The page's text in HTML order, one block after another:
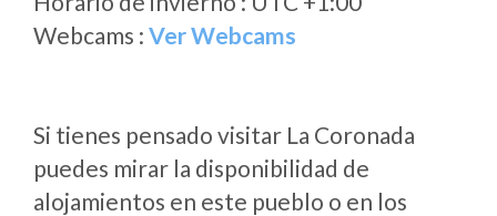
Webcams : Ver Webcams
Si tienes pensado visitar La Coronada
puedes mirar la disponibilidad de
alojamientos en este pueblo o en los